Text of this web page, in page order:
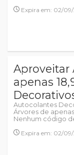
Expira em: 02/
Aproveitar
apenas
Autocolantes
Árvores de
Nenhum código
Expira em: 02/